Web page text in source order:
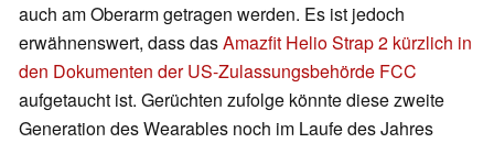
auch am Oberarm getragen werden. Es ist jedoch
erwähnenswert, dass dasAmazfit Helio Strap 2 kürzlich in
den Dokumenten der US-Zulassungsbehörde FCC
aufgetaucht ist. Gerüchten zufolge könnte diese zweite
Generation des Wearables noch im Laufe des Jahres